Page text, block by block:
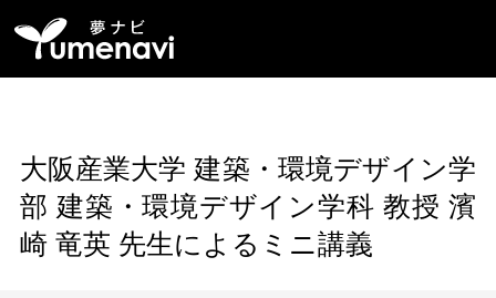
大阪産業大学 建築・環境デザイン学
部 建築・環境デザイン学科 教授 濱
崎 竜英 先生によるミニ講義